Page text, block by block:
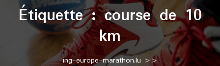
Étiquette :course de 10
km
ing-europe-marathon.lu >>